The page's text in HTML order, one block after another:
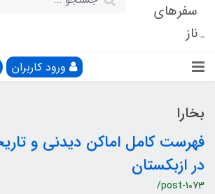
سفرهای
ناز
ورود کاربران
بخارا
فهرست کامل اماکن دیدنی و
در ازبکستان
/post-1073